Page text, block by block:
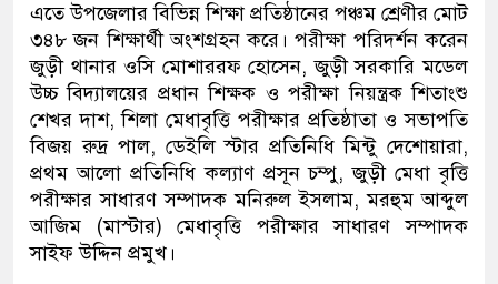
এতে উপজেলার বিভিন্ন শিক্ষা প্রতিষ্ঠানের পঞ্চম শ্রেণীর মোট
৩৪৮ জন শিক্ষার্থী অংশগ্রহন করে। পরীক্ষা পরিদর্শন করেন
জুড়ী থানার ওসি মোশাররফ হোসেন, জুড়ী সরকারি মডেল
উচ্চ বিদ্যালয়ের প্রধান শিক্ষক ও পরীক্ষা নিয়ন্ত্রক শিতাংশু
শেখর দাশ, শিলা মেধাবৃত্তি পরীক্ষার প্রতিষ্ঠাতা ও সভাপতি
বিজয় রুদ্র পাল, ডেইলি স্টার প্রতিনিধি মিন্টু দেশোয়ারা,
প্রথম আলো প্রতিনিধি কল্যাণ প্রসূন চম্পু, জুড়ী মেধা বৃত্তি
পরীক্ষার সাধারণ সম্পাদক মনিরুল ইসলাম, মরহুম আব্দুল
আজিম (মাস্টার) মেধাবৃত্তি পরীক্ষার সাধারণ সম্পাদক
সাইফ উদ্দিন প্রমুখ।